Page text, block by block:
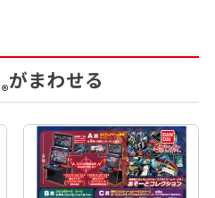
®がまわせる